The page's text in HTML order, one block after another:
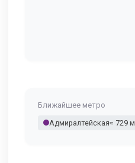
Ближайшее метро
Адмиралтейская≈ 729 м